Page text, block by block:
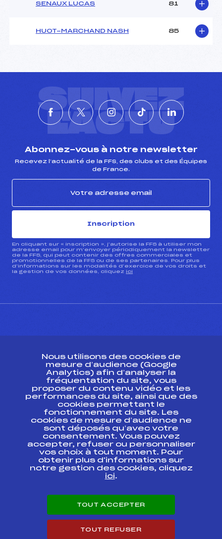
SENAUX LUCAS 81
HUOT-MARCHAND NASH 85
SUIVEZ
L'ACTU
Abonnez-vous à notre newsletter
Recevez l’actualité de la FFS, des clubs et des Équipes
de France.
Inscription
En cliquant sur « inscription », j’autorise la FFS à utiliser mon
adresse email pour m’envoyer périodiquement la newsletter
de la FFS, qui peut contenir des offres commerciales et
promotionnelles de la FFS ou de ses partenaires. Pour plus
d’informations sur les modalités d’exercice de vos droits et
la gestion de vos données, cliquez ici
Ressources
Pass’Neige
Projet sportif fédéral
Projet de performance fédéral
Antidopage
Pôle Développement, Formation, Suivi
Scientifique
Listes ministérielles
Pôle vie de l’athlète
Enseignement professionnel
Carrières
Nous utilisons des cookies de
mesure d’audience (Google
Analytics) afin d’analyser la
fréquentation du site, vous
proposer du contenu vidéo et les
performances du site, ainsi que des
cookies permettant le
fonctionnement du site. Les
cookies de mesure d’audience ne
sont déposés qu’avec votre
consentement. Vous pouvez
accepter, refuser ou personnaliser
vos choix à tout moment. Pour
obtenir plus d'informations sur
notre gestion des cookies, cliquez
ici.
TOUT ACCEPTER
TOUT REFUSER